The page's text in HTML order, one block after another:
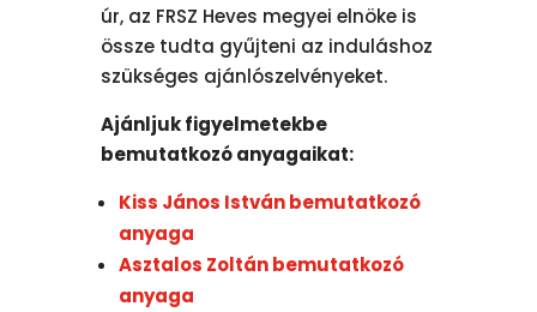
úr, az FRSZ Heves megyei elnöke is
össze tudta gyűjteni az induláshoz
szükséges ajánlószelvényeket.
Ajánljuk figyelmetekbe
bemutatkozó anyagaikat:
Kiss János István bemutatkozó
anyaga
Asztalos Zoltán bemutatkozó
anyaga